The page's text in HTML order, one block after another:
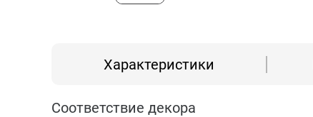
Характеристики
Соответствие декора